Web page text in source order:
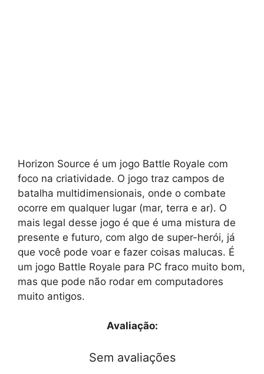
Horizon Source é um jogo Battle Royale com
foco na criatividade. O jogo traz campos de
batalha multidimensionais, onde o combate
ocorre em qualquer lugar (mar, terra e ar). O
mais legal desse jogo é que é uma mistura de
presente e futuro, com algo de super-herói, já
que você pode voar e fazer coisas malucas. É
um jogo Battle Royale para PC fraco muito bom,
mas que pode não rodar em computadores
muito antigos.
Avaliação:
Sem avaliações